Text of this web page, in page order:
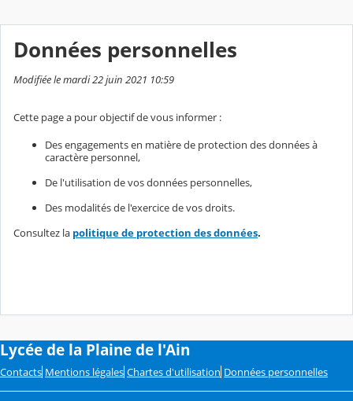
Données personnelles
Modifiée le mardi 22 juin 2021 10:59
Cette page a pour objectif de vous informer :
Des engagements en matière de protection des données à
caractère personnel,
De l'utilisation de vos données personnelles,
Des modalités de l'exercice de vos droits.
Consultez la politique de protection des données.
Lycée de la Plaine de l'Ain
Contacts Mentions légales Chartes d'utilisation Données personnelles